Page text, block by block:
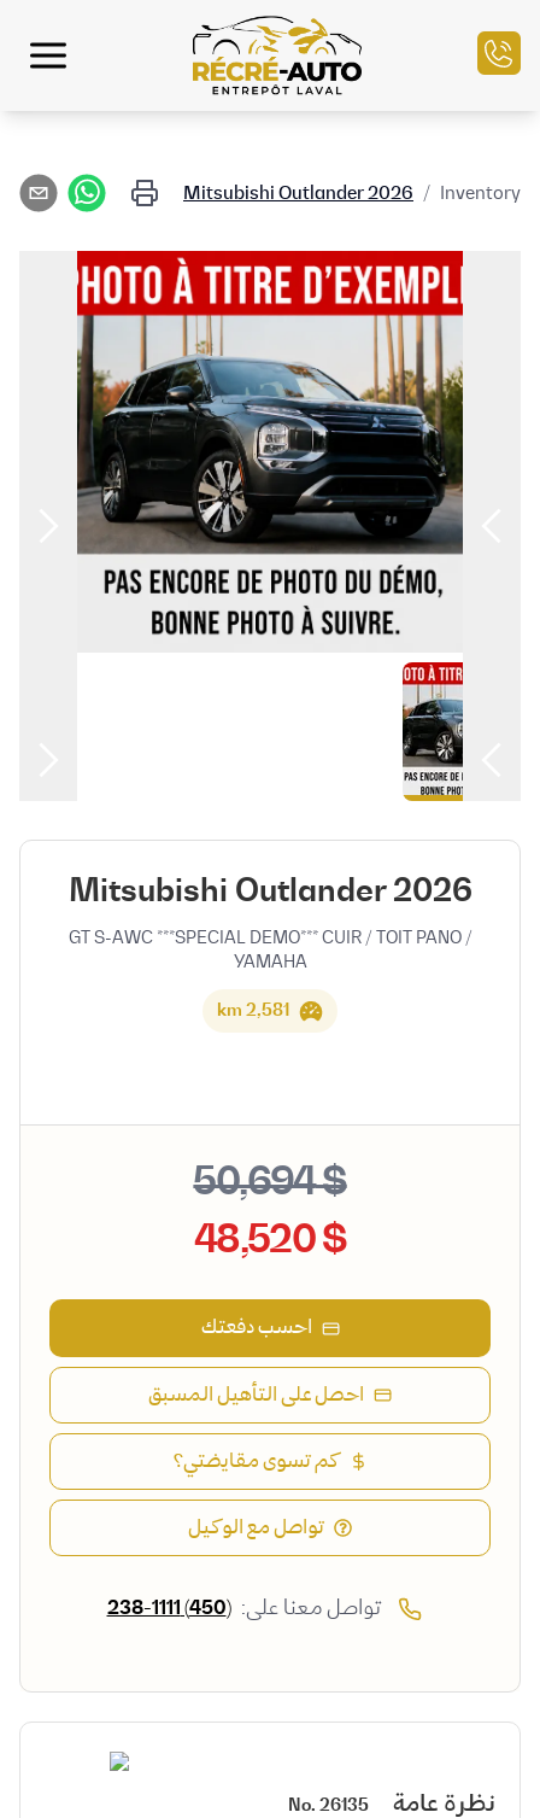
التمويل
بيع سيارتك
مركز الخدمة
تواصل معنا
العربية
Inventory
/
Mitsubishi Outlander 2026
Mitsubishi Outlander 2026
GT S-AWC ***SPECIAL DEMO*** CUIR / TOIT PANO /
YAMAHA
2,581 km
$ 50,694
$ 48,520
احسب دفعتك
احصل على التأهيل المسبق
كم تسوى مقايضتي؟
تواصل مع الوكيل
تواصل معنا على: (450) 238-1111
نظرة عامة No. 26135